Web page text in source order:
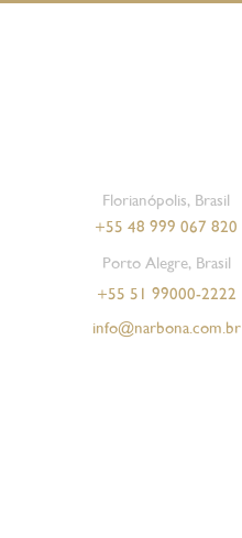
Florianópolis, Brasil
+55 48 999 067 820
Porto Alegre, Brasil
+55 51 99000-2222
info@narbona.com.br